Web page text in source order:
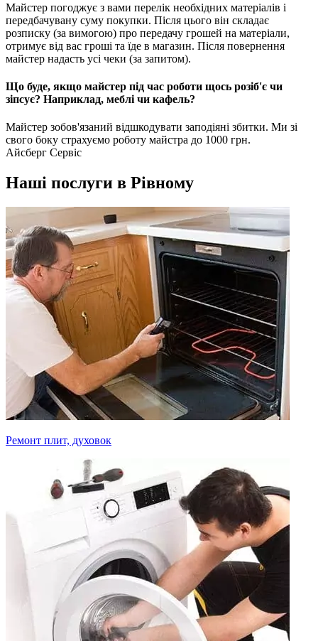
Майстер погоджує з вами перелік необхідних матеріалів і
передбачувану суму покупки. Після цього він складає
розписку (за вимогою) про передачу грошей на матеріали,
отримує від вас гроші та їде в магазин. Після повернення
майстер надасть усі чеки (за запитом).
Що буде, якщо майстер під час роботи щось розіб'є чи
зіпсує? Наприклад, меблі чи кафель?
Майстер зобов'язаний відшкодувати заподіяні збитки. Ми зі
свого боку страхуємо роботу майстра до 1000 грн.
Айсберг Сервіс
Наші послуги в Рівному
Ремонт плит, духовок